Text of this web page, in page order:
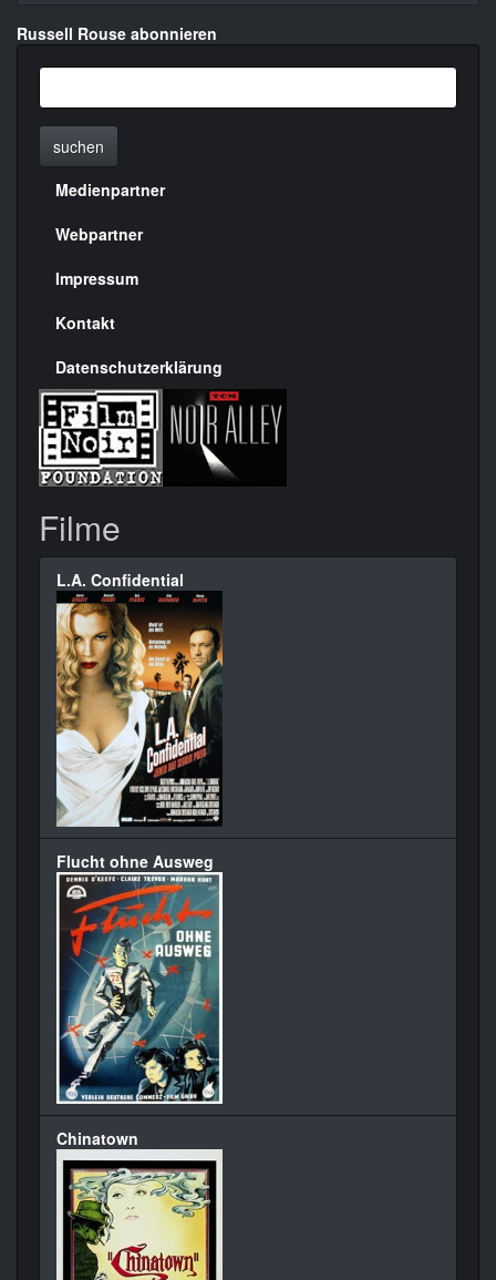
Russell Rouse abonnieren
suchen
Menülinks
rechte
Seite
Medienpartner
Webpartner
Impressum
Kontakt
Datenschutzerklärung
Filme
L.A. Confidential
Flucht ohne Ausweg
Chinatown